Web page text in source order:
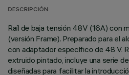
DESCRIPCIÓN
Raíl de baja tensión 48V (16A) con
(versión Frame). Preparado para el
con adaptador específico de 48 V.
extruido pintado, incluye una serie
diseñadas para facilitar la